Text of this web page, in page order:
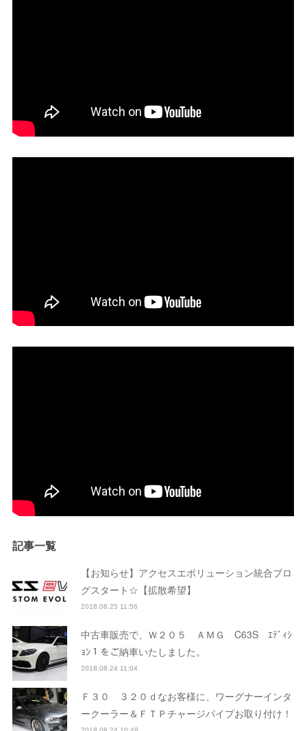
記事一覧
【お知らせ】アクセスエボリューション統合ブロ
グスタート☆【拡散希望】
2018.08.25 11:56
中古車販売で、Ｗ２０５ ＡＭＧ C63S ｴﾃﾞｨｼ
ｮﾝ１をご納車いたしました。
2018.08.24 11:04
Ｆ３０ ３２０ｄなお客様に、ワーグナーインタ
ークーラー＆ＦＴＰチャージパイプお取り付け！